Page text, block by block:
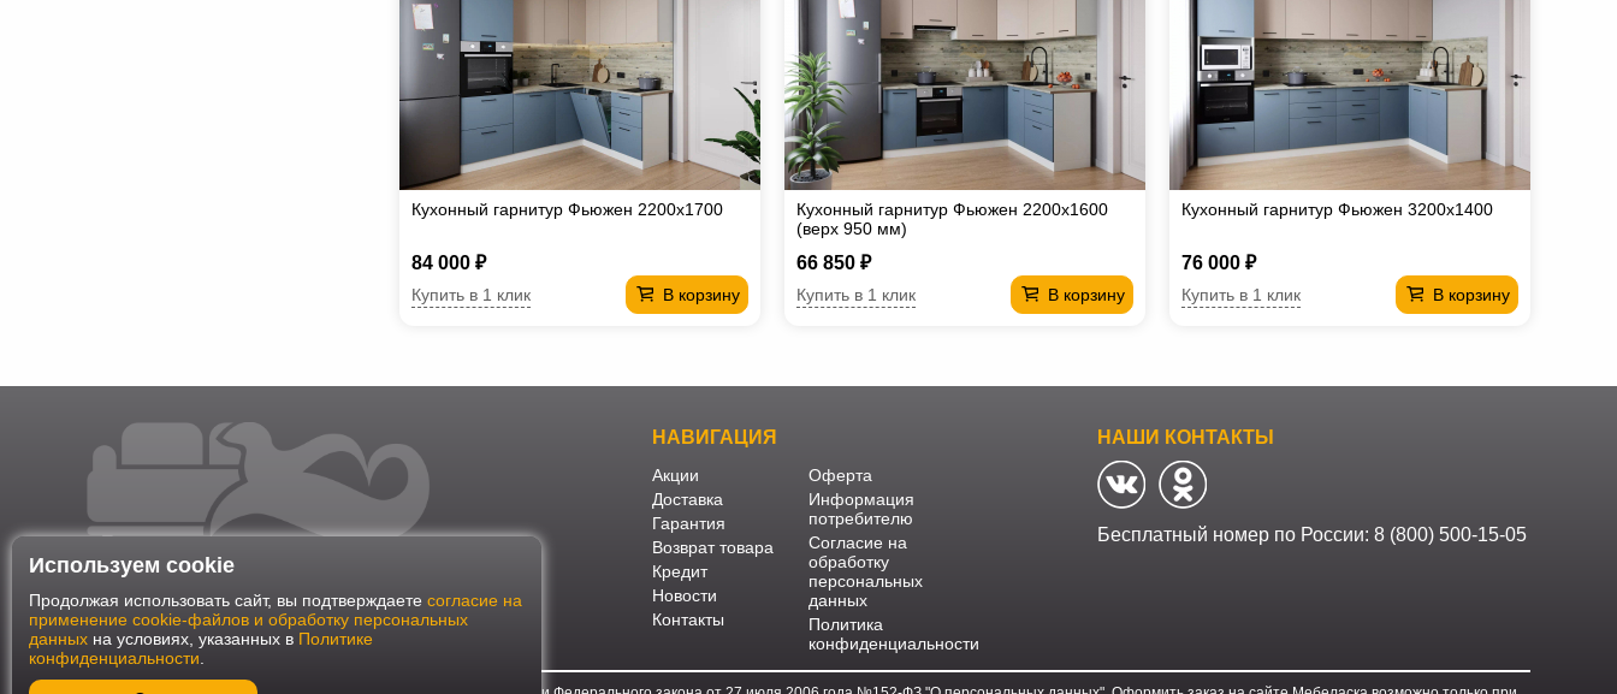
Кухонный гарнитур Фьюжен 2200х1700
84 000 ₽
В корзину
Купить в 1 клик
Кухонный гарнитур Фьюжен 2200х1600
(верх 950 мм)
66 850 ₽
В корзину
Купить в 1 клик
Кухонный гарнитур Фьюжен 3200х1400
76 000 ₽
В корзину
Купить в 1 клик
НАВИГАЦИЯ
Акции
Доставка
Гарантия
Возврат товара
Кредит
Новости
Контакты
Оферта
Информация
потребителю
Согласие на
обработку
персональных
данных
Политика
конфиденциальности
НАШИ КОНТАКТЫ
Бесплатный номер по России: 8 (800) 500-15-05
Используем cookie
Продолжая использовать сайт, вы подтверждаете согласие на
применение cookie-файлов и обработку персональных
данных на условиях, указанных в Политике
конфиденциальности